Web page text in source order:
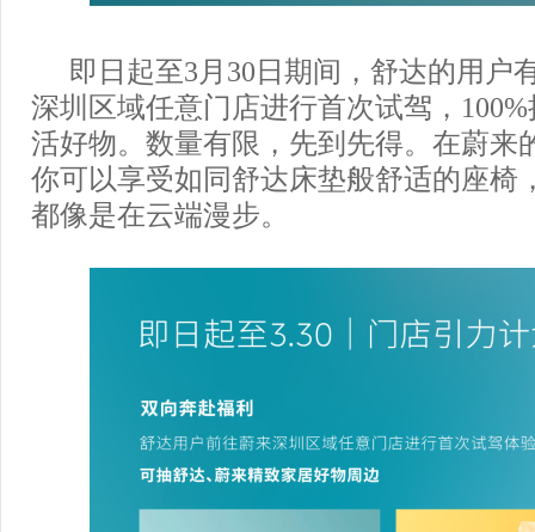
即日起至3月30日期间，舒达的用户
深圳区域任意门店进行首次试驾，
活好物。数量有限，先到先得。在蔚来
你可以享受如同舒达床垫般舒适的座椅
都像是在云端漫步。